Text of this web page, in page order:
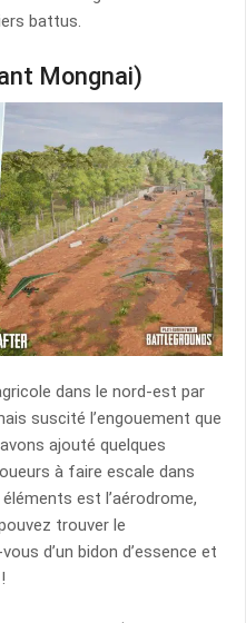
battus.
Mongnai)
dans le nord-est par
suscité l’engouement que
ajouté quelques
à faire escale dans
éléments est l’aérodrome,
trouver le
d’un bidon d’essence et